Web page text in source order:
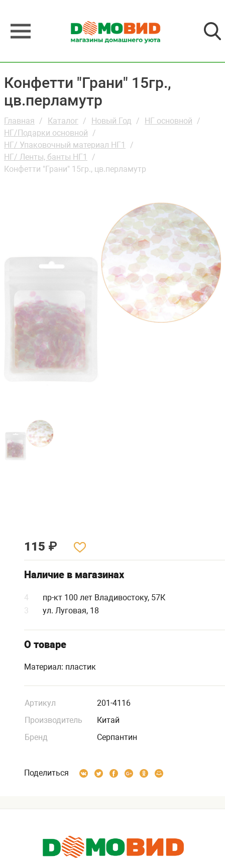
Конфетти "Грани" 15гр.,
цв.перламутр
Главная Каталог Новый Год
НГ основной
НГ/Подарки основной
НГ/ Упаковочный материал НГ1
НГ/ Ленты, банты НГ1
Конфетти "Грани" 15гр., цв.перламутр
115 ₽
Наличие в магазинах
4
пр-кт 100 лет Владивостоку, 57К
3
ул. Луговая, 18
О товаре
Материал: пластик
Артикул
201-4116
Производитель
Китай
Бренд
Серпантин
Поделиться